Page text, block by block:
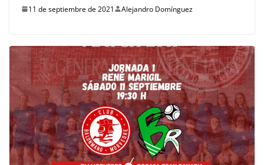
11 de septiembre de 2021 Alejandro Domínguez